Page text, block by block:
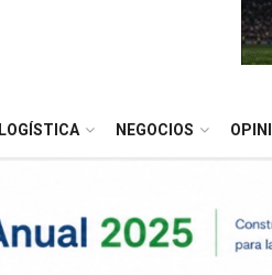
LOGÍSTICA NEGOCIOS